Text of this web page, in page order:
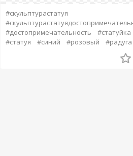
#скульптурастатуя
#достопримечательность
#статуйка
#статуя
#синий #розовый #радуга